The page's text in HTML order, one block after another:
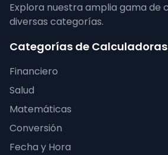
Explora nuestra amplia gama de
diversas categorías.
Categorías de Calculadoras
Financiero
Salud
Matemáticas
Conversión
Fecha y Hora